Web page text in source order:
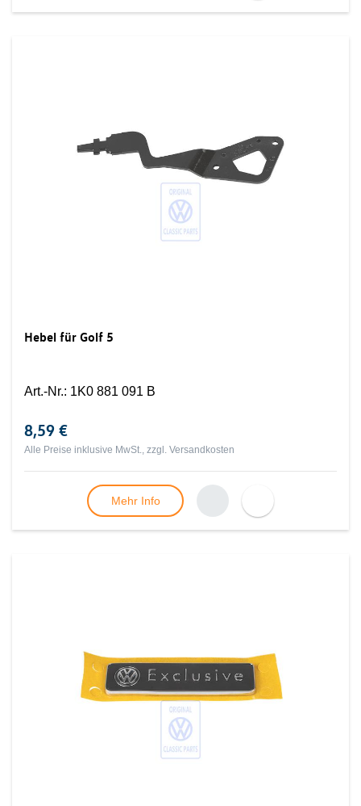
Hebel für Golf 5
Art.-Nr.: 1K0 881 091 B
8,59 €
Alle Preise inklusive MwSt., zzgl. Versandkosten
Mehr Info